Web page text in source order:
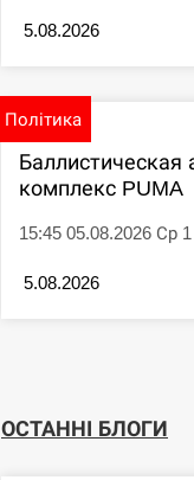
5.08.2026
Політика
Баллистическая
комплекс PUMA
15:45 05.08.2026 Ср
5.08.2026
ОСТАННІ БЛОГИ